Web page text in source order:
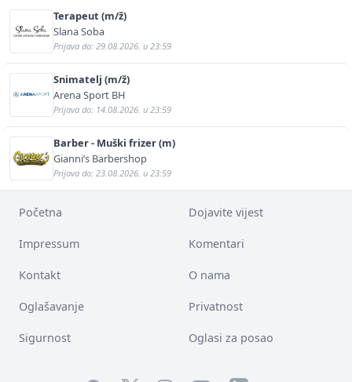
Terapeut (m/ž)
Slana Soba
Prijava do: 29.08.2026. u 23:59
Snimatelj (m/ž)
Arena Sport BH
Prijava do: 14.08.2026. u 23:59
Barber - Muški frizer (m)
Gianni’s Barbershop
Prijava do: 23.08.2026. u 23:59
Početna Dojavite vijest
Impressum Komentari
Kontakt O nama
Oglašavanje Privatnost
Sigurnost Oglasi za posao